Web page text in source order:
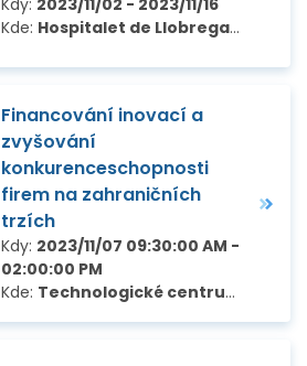
Kdy: 2023/11/02 - 2023/11/16
Kde: Hospitalet de Llobregat, Španělsko
Financování inovací a
zvyšování
konkurenceschopnosti
firem na zahraničních
trzích
Kdy: 2023/11/07 09:30:00 AM -
02:00:00 PM
Kde: Technologické centrum Praha, Ve Struhách 27, Praha 6